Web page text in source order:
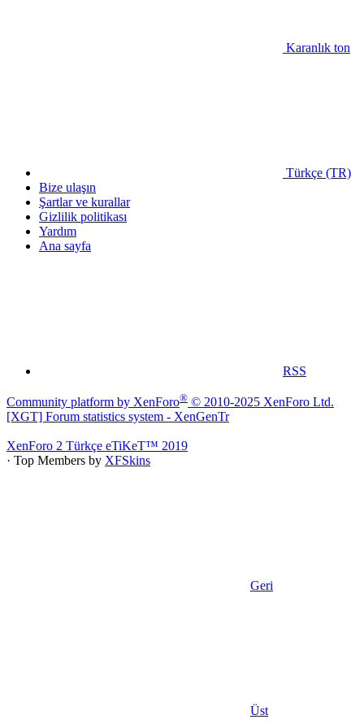
Karanlık ton
Türkçe (TR)
Bize ulaşın
Şartlar ve kurallar
Gizlilik politikası
Yardım
Ana sayfa
RSS
Community platform by XenForo® © 2010-2025 XenForo Ltd.
[XGT] Forum statistics system - XenGenTr
XenForo 2 Türkçe eTiKeT™ 2019
· Top Members by XFSkins
Geri
Üst